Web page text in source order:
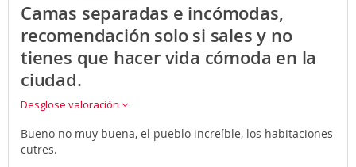
Camas separadas e incómodas,
recomendación solo si sales y no
tienes que hacer vida cómoda en la
ciudad.
Desglose valoración
Bueno no muy buena, el pueblo increíble, los habitaciones
cutres.